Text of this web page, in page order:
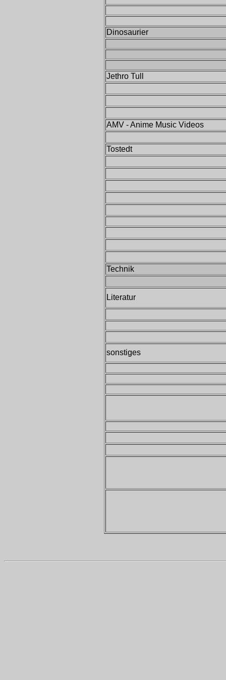
Dinosaurier
Jethro Tull
AMV - Anime Music Videos
Tostedt
Technik
Literatur
sonstiges